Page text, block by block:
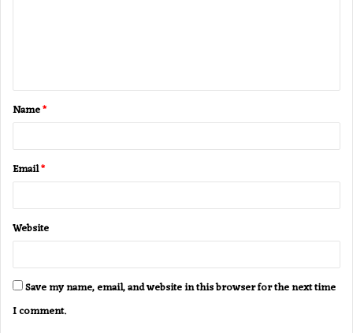
t
*
Name*
Email*
Website
Save my name, email, and website in this browser for the next time
I comment.